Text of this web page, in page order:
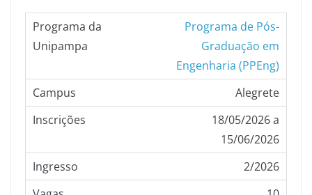
Programa de Pós-
Graduação em
Engenharia (PPEng)
Alegrete
18/05/2026 a
15/06/2026
2/2026